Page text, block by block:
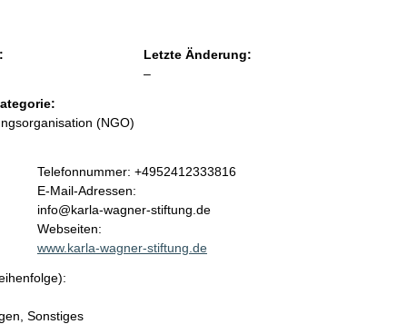
Letzte Änderung:
–l
(NGO)
K
o
n
t
a
t
n
Telefonnummer: +4952412333816
E-Mail-Adressen:
info@karla-wagner-stiftung.de
Webseiten:
www.karla-wagner-stiftung.de
Sonstiges